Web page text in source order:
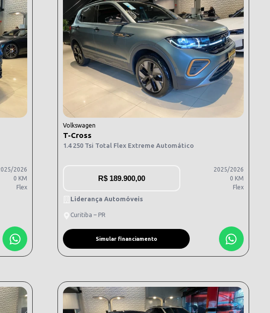
2026
0 KM
Flex
Volkswagen
T-Cross
1.4 250 Tsi Total Flex Extreme Automático
R$ 189.900,00
2025/2026
0 KM
Flex
Liderança Automóveis
Curitiba – PR
Simular financiamento